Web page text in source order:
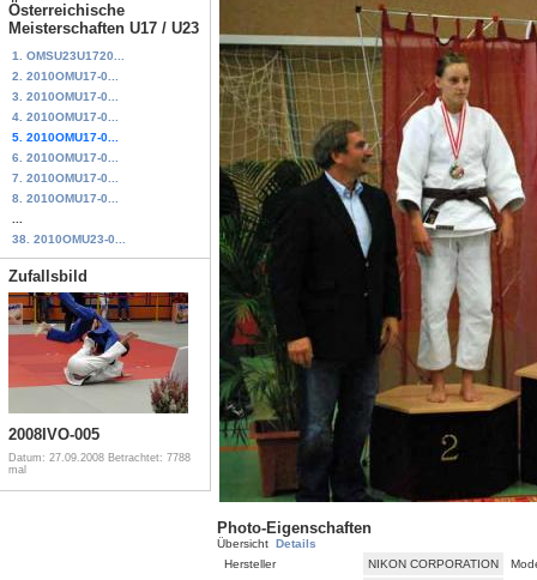
Österreichische
Meisterschaften U17 / U23
1. OMSU23U1720...
2. 2010OMU17-0...
3. 2010OMU17-0...
4. 2010OMU17-0...
5. 2010OMU17-0...
6. 2010OMU17-0...
7. 2010OMU17-0...
8. 2010OMU17-0...
38. 2010OMU23-0...
Zufallsbild
2008IVO-005
Datum: 27.09.2008 Betrachtet: 7788
mal
Photo-Eigenschaften
Übersicht Details
Hersteller
NIKON CORPORATION